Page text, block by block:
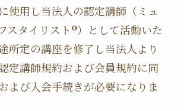
使用し当法人の認定講師（ミュ
スタイリスト®️）として活動いた
所定の講座を修了し当法人より
定講師規約および会員規約に同
よび入会手続きが必要になりま